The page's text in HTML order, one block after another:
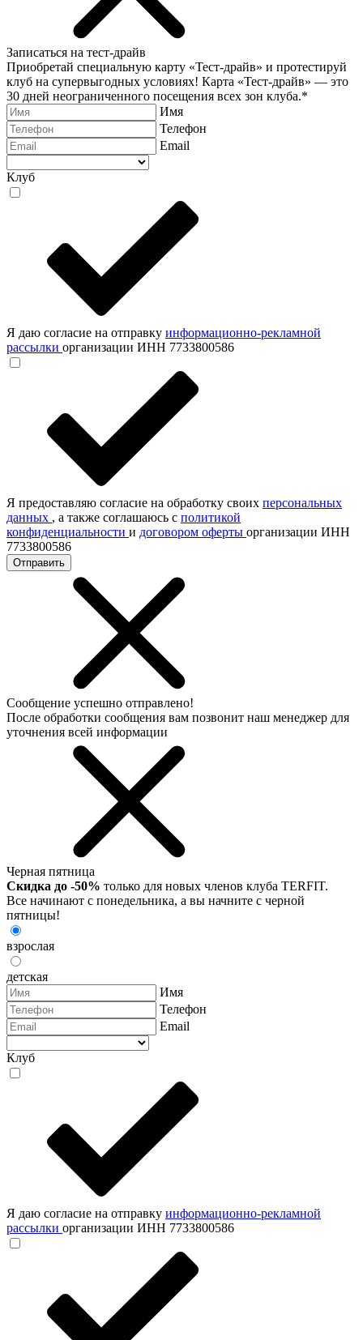
Записаться на тест-драйв
Приобретай специальную карту «Тест-драйв» и протестируй
клуб на супервыгодных условиях! Карта «Тест-драйв» — это
30 дней неограниченного посещения всех зон клуба.*
Имя
Телефон
Email
Клуб
Я даю согласие на отправку информационно-рекламной
рассылки организации ИНН 7733800586
Я предоставляю согласие на обработку своих персональных
данных , а также соглашаюсь с политикой
конфиденциальности и договором оферты организации ИНН
7733800586
Отправить
Сообщение успешно отправлено!
После обработки сообщения вам позвонит наш менеджер для
уточнения всей информации
Черная пятница
Скидка до -50% только для новых членов клуба TERFIT.
Все начинают с понедельника, а вы начните с черной
пятницы!
взрослая
детская
Имя
Телефон
Email
Клуб
Я даю согласие на отправку информационно-рекламной
рассылки организации ИНН 7733800586